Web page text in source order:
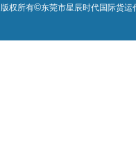
版权所有©东莞市星辰时代国际货